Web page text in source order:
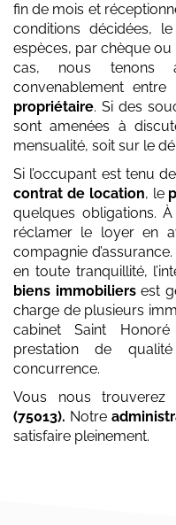
fin de mois et
conditions décidées,
espèces, par chèque ou
cas, nous tenons
convenablement
propriétaire. Si des
sont amenées à
mensualité, soit sur le
Si l’occupant est tenu
contrat de location, le
quelques obligations.
réclamer le loyer en
compagnie
en toute tranquillité,
biens immobiliersest
charge de plusieurs
cabinet Saint Honoré
prestation de
concurrence.
Vous nous trouverez
(75013). Notre
satisfaire pleinement.